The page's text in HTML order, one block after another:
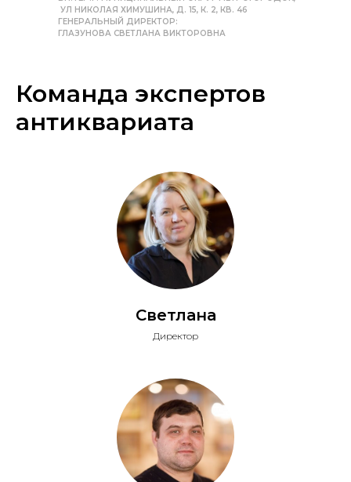
УЛ НИКОЛАЯ ХИМУШИНА, Д. 15, К. 2, КВ. 46
ГЕНЕРАЛЬНЫЙ ДИРЕКТОР:
ГЛАЗУНОВА СВЕТЛАНА ВИКТОРОВНА
Команда экспертов
антиквариата
Светлана
Директор